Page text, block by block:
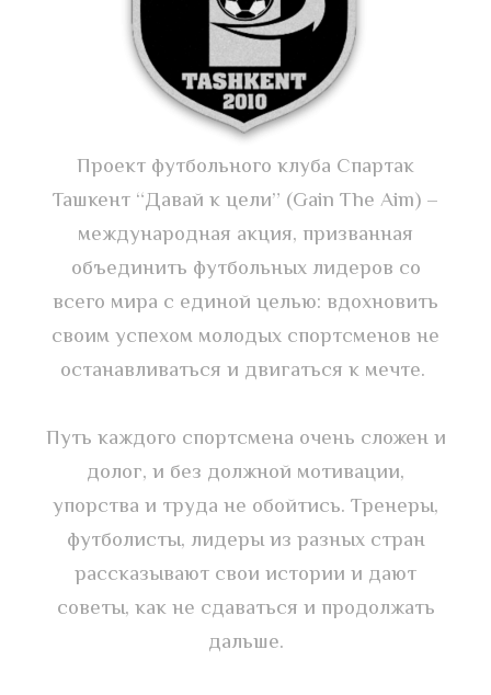
Проект футбольного клуба Спартак
Ташкент “Давай к цели” (Gain The Aim) –
международная акция, призванная
объединить футбольных лидеров со
всего мира с единой целью: вдохновить
своим успехом молодых спортсменов не
останавливаться и двигаться к мечте.
Путь каждого спортсмена очень сложен и
долог, и без должной мотивации,
упорства и труда не обойтись. Тренеры,
футболисты, лидеры из разных стран
рассказывают свои истории и дают
советы, как не сдаваться и продолжать
дальше.